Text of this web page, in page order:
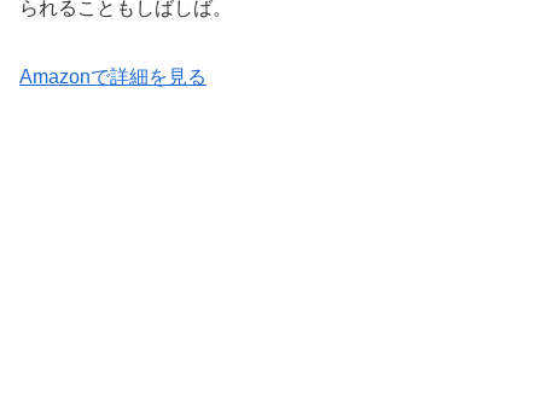
られることもしばしば。
Amazonで詳細を見る